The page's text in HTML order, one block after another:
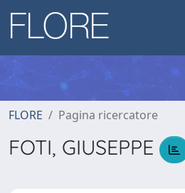
FLORE Pagina ricercatore
FOTI, GIUSEPPE